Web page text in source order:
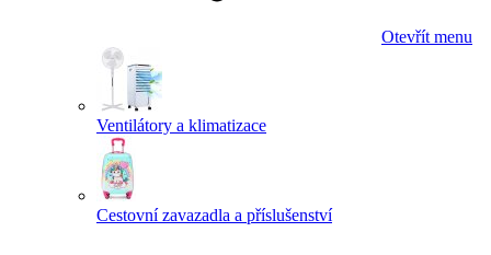
Otevřít menu
Ventilátory a klimatizace
Cestovní zavazadla a příslušenství